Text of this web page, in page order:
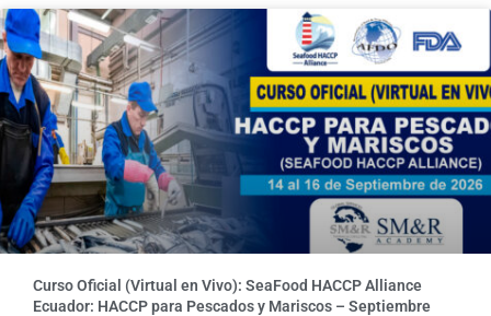
Curso Oficial (Virtual en Vivo): SeaFood HACCP Alliance
Ecuador: HACCP para Pescados y Mariscos – Septiembre